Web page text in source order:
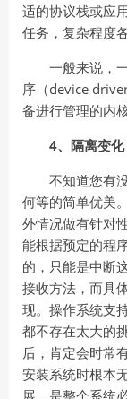
适的协议栈或应
任务，复杂程度
一般来说，
序（device
备进行管理的内核
4、隔离变化
不知道您有
何等的简单优美
外情况做有针对
能根据预定的程
的，只能是中断
接收方法，而具
现。操作系统支
都不存在太大的
后，肯定会时常
安装系统时根本